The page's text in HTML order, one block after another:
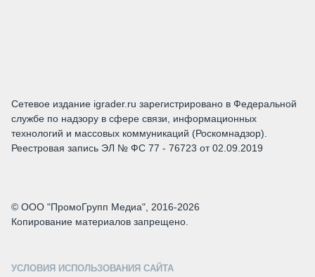
Сетевое издание igrader.ru зарегистрировано в Федеральной
службе по надзору в сфере связи, информационных
технологий и массовых коммуникаций (Роскомнадзор).
Реестровая запись ЭЛ № ФС 77 - 76723 от 02.09.2019
© ООО "ПромоГрупп Медиа", 2016-2026
Копирование материалов запрещено.
УСЛОВИЯ ИСПОЛЬЗОВАНИЯ САЙТА